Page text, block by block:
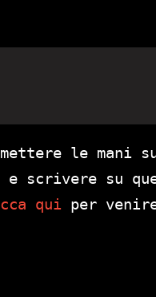
le mani
e scrivere su
qui per